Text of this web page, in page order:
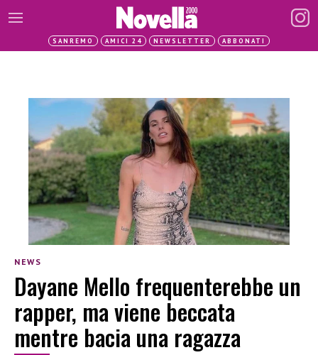
SANREMO AMICI 24 NEWSLETTER ABBONATI
NEWS
Dayane Mello frequenterebbe un
rapper, ma viene beccata
mentre bacia una ragazza